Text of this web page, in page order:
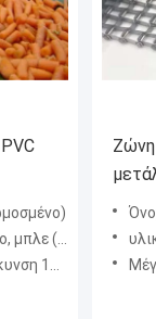
~ 80
υλικό:ο